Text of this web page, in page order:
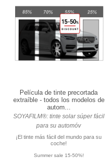
Película de tinte precortada
extraíble - todos los modelos de
autom...
SOYAFILM®: tinte solar súper fácil
para su automóv
¡El tinte más fácil del mundo para su
coche!
Summer sale 15-50%!